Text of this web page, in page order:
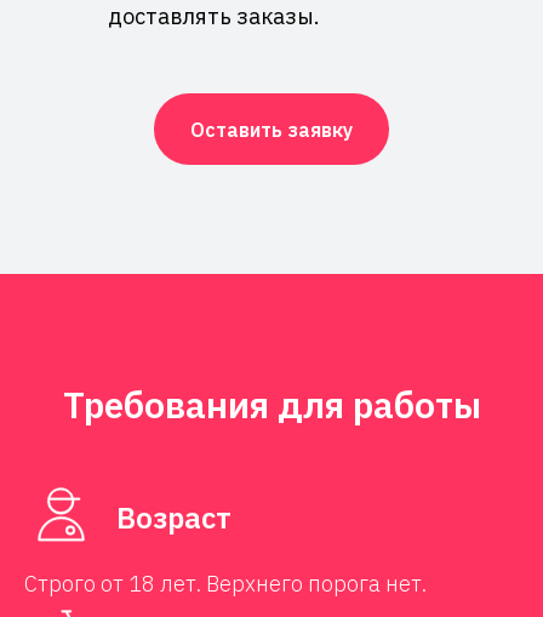
доставлять заказы.
Оставить заявку
Требования для работы
Возраст
Строго от 18 лет. Верхнего порога нет.